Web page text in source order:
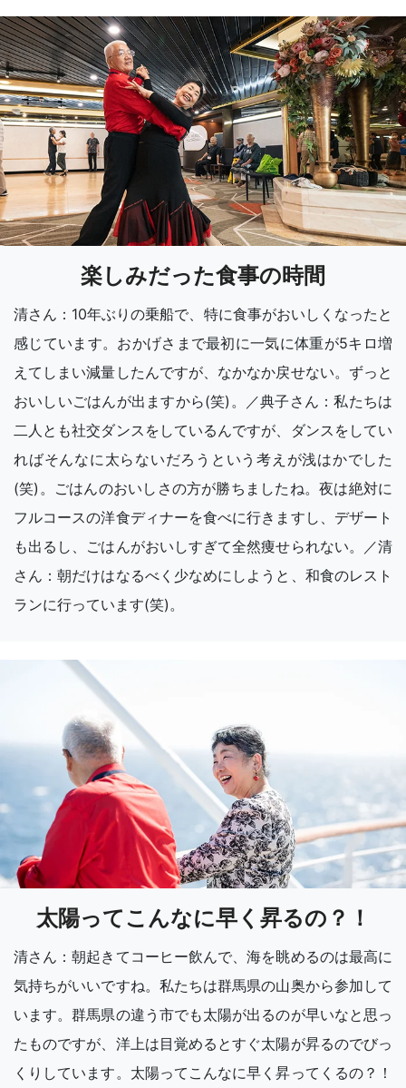
楽しみだった食事の時間
清さん：10年ぶりの乗船で、特に食事がおいしくなったと
感じています。おかげさまで最初に一気に体重が5キロ増
えてしまい減量したんですが、なかなか戻せない。ずっと
おいしいごはんが出ますから(笑)。／典子さん：私たちは
二人とも社交ダンスをしているんですが、ダンスをしてい
ればそんなに太らないだろうという考えが浅はかでした
(笑)。ごはんのおいしさの方が勝ちましたね。夜は絶対に
フルコースの洋食ディナーを食べに行きますし、デザート
も出るし、ごはんがおいしすぎて全然痩せられない。／清
さん：朝だけはなるべく少なめにしようと、和食のレスト
ランに行っています(笑)。
太陽ってこんなに早く昇るの？！
清さん：朝起きてコーヒー飲んで、海を眺めるのは最高に
気持ちがいいですね。私たちは群馬県の山奥から参加して
います。群馬県の違う市でも太陽が出るのが早いなと思っ
たものですが、洋上は目覚めるとすぐ太陽が昇るのでびっ
くりしています。太陽ってこんなに早く昇ってくるの？！